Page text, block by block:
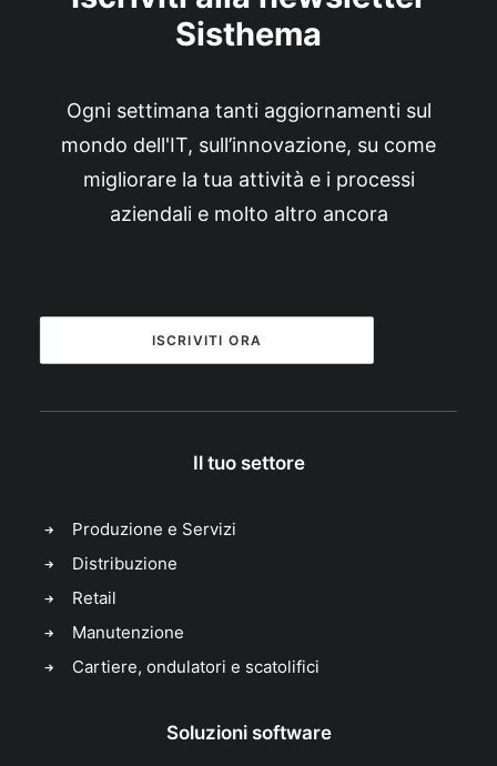
Sisthema
Ogni settimana tanti aggiornamenti sul
mondo dell'IT, sull’innovazione, su come
migliorare la tua attività e i processi
aziendali e molto altro ancora
ISCRIVITI ORA
Il tuo settore
Produzione e Servizi
Distribuzione
Retail
Manutenzione
Cartiere, ondulatori e scatolifici
Soluzioni software